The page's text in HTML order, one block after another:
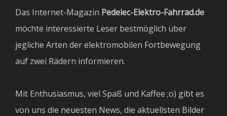
Das Internet-Magazin Pedelec-Elektro-Fahrrad.de
möchte interessierte Leser bestmöglich über
jegliche Arten der elektromobilen Fortbewegung
auf zwei Rädern informieren.
Mit Enthusiasmus, viel Spaß und Kaffee ;o) gibt es
von uns die neuesten News, die aktuellsten Bilder